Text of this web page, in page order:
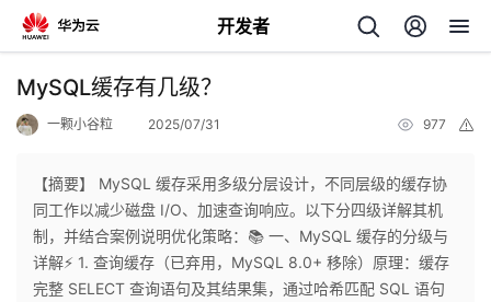
开发者
返
个
MySQL缓存有几级？
一颗小谷粒 2025/07/31 977
【摘要】 MySQL 缓存采用多级分层设计，不同层级的缓存协
同工作以减少磁盘 I/O、加速查询响应。以下分四级详解其机
制，并结合案例说明优化策略：📚 一、MySQL 缓存的分级与
详解⚡ 1. 查询缓存（已弃用，MySQL 8.0+ 移除）原理：缓存
完整 SELECT 查询语句及其结果集，通过哈希匹配 SQL 语句